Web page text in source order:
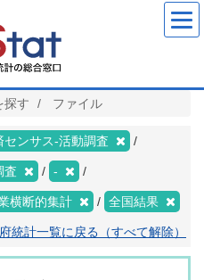
探す ファイル
センサス‐活動調査
査 -
横断的集計 全国結果
統計一覧に戻る（すべて解除）